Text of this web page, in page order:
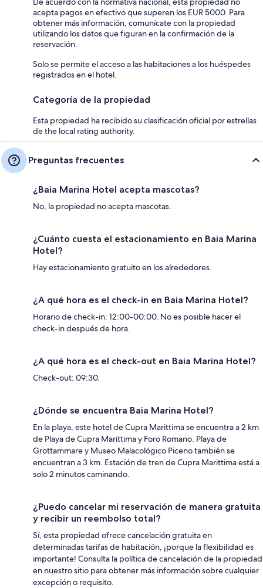
acepta pagos en efectivo que superen los EUR 5000. Para
obtener más información, comunícate con la propiedad
utilizando los datos que figuran en la confirmación de la
reservación.
Solo se permite el acceso a las habitaciones a los huéspedes
registrados en el hotel.
Categoría de la propiedad
Esta propiedad ha recibido su clasificación oficial por estrellas
de the local rating authority.
Preguntas frecuentes
¿Baia Marina Hotel acepta mascotas?
No, la propiedad no acepta mascotas.
¿Cuánto cuesta el estacionamiento en Baia Marina
Hotel?
Hay estacionamiento gratuito en los alrededores.
¿A qué hora es el check-in en Baia Marina Hotel?
Horario de check-in: 12:00-00:00. No es posible hacer el
check-in después de hora.
¿A qué hora es el check-out en Baia Marina Hotel?
Check-out: 09:30.
¿Dónde se encuentra Baia Marina Hotel?
En la playa, este hotel de Cupra Marittima se encuentra a 2 km
de Playa de Cupra Marittima y Foro Romano. Playa de
Grottammare y Museo Malacológico Piceno también se
encuentran a 3 km. Estación de tren de Cupra Marittima está a
solo 2 minutos caminando.
¿Puedo cancelar mi reservación de manera gratuita
y recibir un reembolso total?
Sí, esta propiedad ofrece cancelación gratuita en
determinadas tarifas de habitación, ¡porque la flexibilidad es
importante! Consulta la política de cancelación de la propiedad
en nuestro sitio para obtener más información sobre cualquier
excepción o requisito.